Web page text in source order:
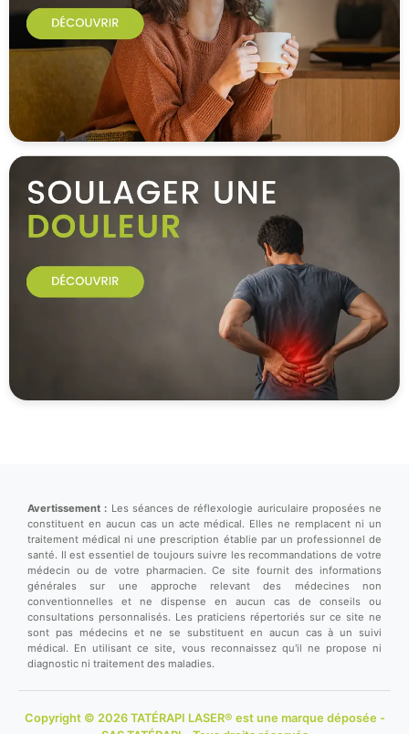
Avertissement : Les séances de réflexologie auriculaire proposées ne
constituent en aucun cas un acte médical. Elles ne remplacent ni un
traitement médical ni une prescription établie par un professionnel de
santé. Il est essentiel de toujours suivre les recommandations de votre
médecin ou de votre pharmacien. Ce site fournit des informations
générales sur une approche relevant des médecines non
conventionnelles et ne dispense en aucun cas de conseils ou
consultations personnalisés. Les praticiens répertoriés sur ce site ne
sont pas médecins et ne se substituent en aucun cas à un suivi
médical. En utilisant ce site, vous reconnaissez qu'il ne propose ni
diagnostic ni traitement des maladies.
Copyright © 2026 TATÉRAPI LASER® est une marque déposée -